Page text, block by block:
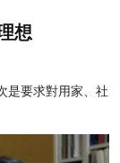
想
是要求對用家、社